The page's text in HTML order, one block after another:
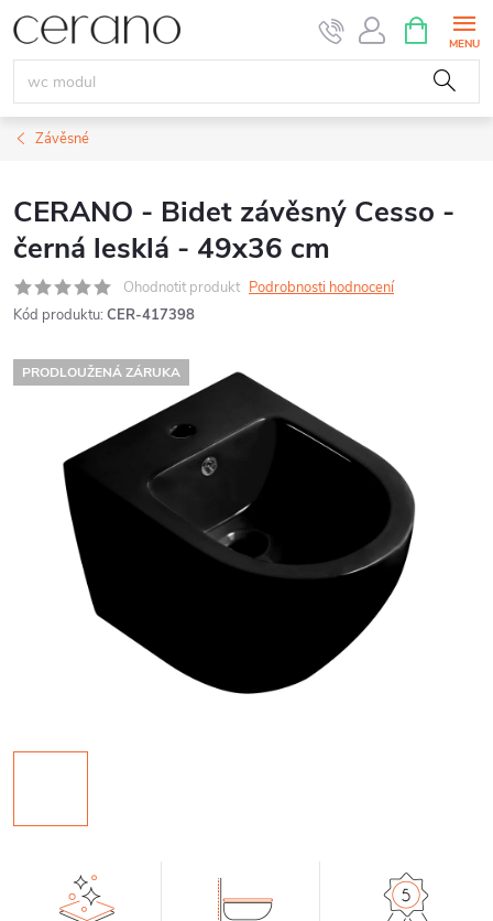
Přejít
na
obsah
NÁKUPNÍ
KOŠÍK
Závěsné
CERANO - Bidet závěsný Cesso -
černá lesklá - 49x36 cm
Ohodnotit produkt Podrobnosti hodnocení
Kód produktu: CER-417398
PRODLOUŽENÁ ZÁRUKA